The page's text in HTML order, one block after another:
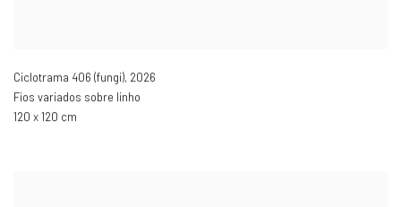
Ciclotrama 406 (fungi), 2026
Fios variados sobre linho
120 x 120 cm